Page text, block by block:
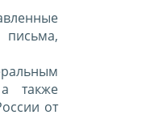
также
от